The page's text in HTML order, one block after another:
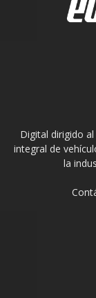
Digital dirigido
integral de
la